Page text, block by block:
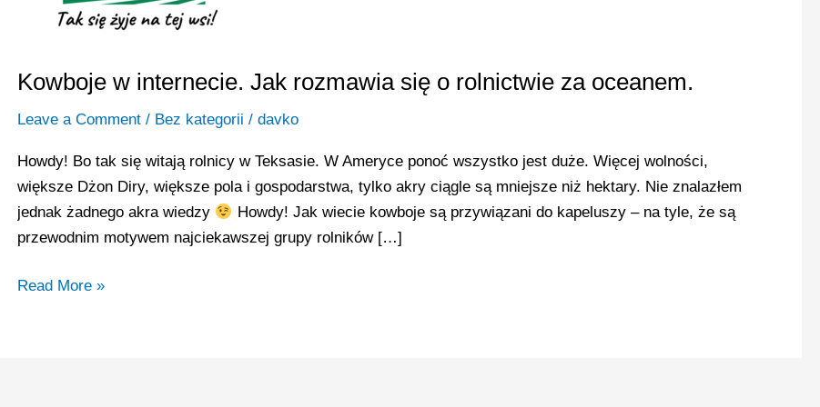
Kowboje w internecie. Jak rozmawia się o rolnictwie za oceanem.
Leave a Comment / Bez kategorii /davko
Howdy! Bo tak się witają rolnicy w Teksasie. W Ameryce ponoć wszystko jest duże. Więcej wolności,
większe Dżon Diry, większe pola i gospodarstwa, tylko akry ciągle są mniejsze niż hektary. Nie znalazłem
jednak żadnego akra wiedzy
Howdy! Jak wiecie kowboje są przywiązani do kapeluszy – na tyle, że są
przewodnim motywem najciekawszej grupy rolników […]
rolnictwie
oceanem.
Read More »